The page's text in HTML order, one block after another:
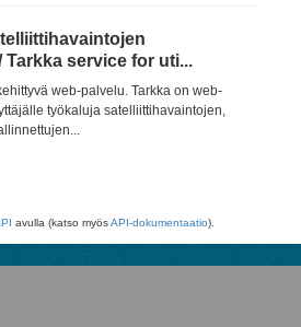
Tarkka service for uti...
web-palvelu. Tarkka on web-
työkaluja satelliittihavaintojen,
avulla (katso myösAPI-dokumentaatio).